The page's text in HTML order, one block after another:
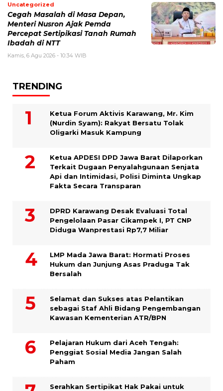
Uncategorized
Cegah Masalah di Masa Depan,
Menteri Nusron Ajak Pemda
Percepat Sertipikasi Tanah Rumah
Ibadah di NTT
Kamis, 6 Agu 2026 - 10:34 WIB
TRENDING
Ketua Forum Aktivis Karawang, Mr. Kim
(Nurdin Syam): Rakyat Bersatu Tolak
Oligarki Masuk Kampung
Ketua APDESI DPD Jawa Barat Dilaporkan
Terkait Dugaan Penyalahgunaan Senjata
Api dan Intimidasi, Polisi Diminta Ungkap
Fakta Secara Transparan
DPRD Karawang Desak Evaluasi Total
Pengelolaan Pasar Cikampek I, PT CNP
Diduga Wanprestasi Rp7,7 Miliar
LMP Mada Jawa Barat: Hormati Proses
Hukum dan Junjung Asas Praduga Tak
Bersalah
Selamat dan Sukses atas Pelantikan
sebagai Staf Ahli Bidang Pengembangan
Kawasan Kementerian ATR/BPN
Pelajaran Hukum dari Aceh Tengah:
Penggiat Sosial Media Jangan Salah
Paham
Serahkan Sertipikat Hak Pakai untuk